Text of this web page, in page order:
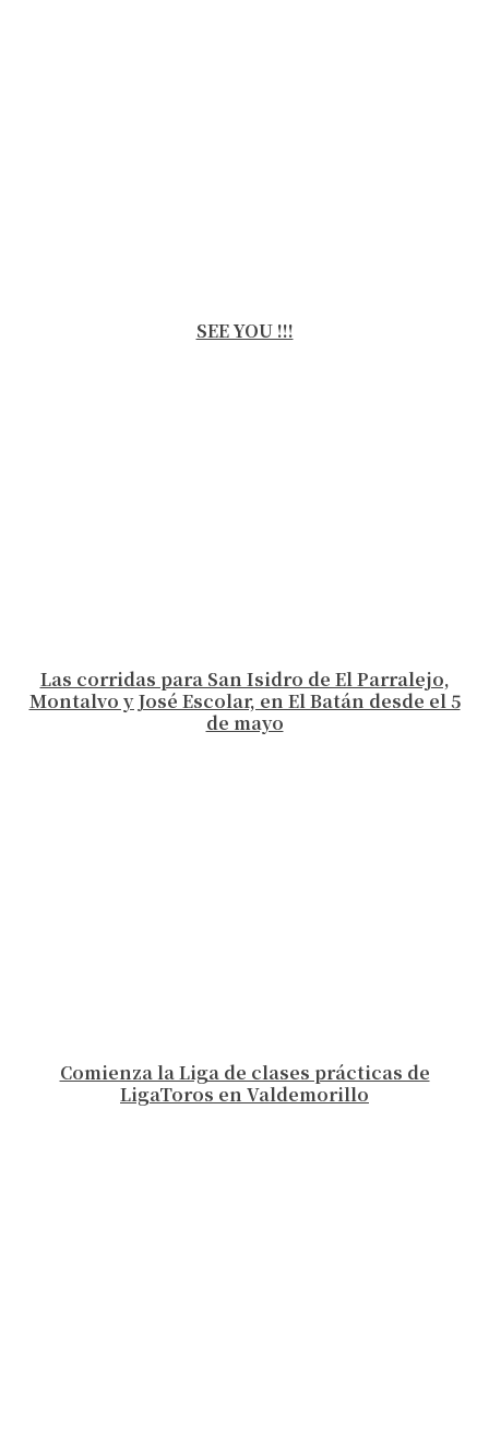
SEE YOU !!!
Las corridas para San Isidro de El Parralejo,
Montalvo y José Escolar, en El Batán desde el 5
de mayo
Comienza la Liga de clases prácticas de
LigaToros en Valdemorillo